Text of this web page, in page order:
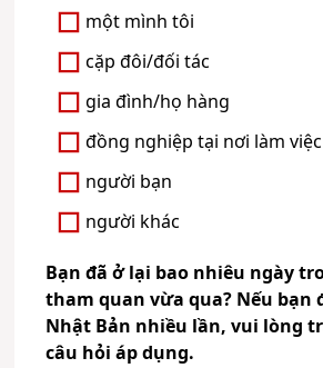
một mình tôi
cặp đôi/đối tác
gia đình/họ hàng
đồng nghiệp tại nơi làm việc
người bạn
người khác
Bạn đã ở lại bao nhiêu ngày
tham quan vừa qua? Nếu bạn
Nhật Bản nhiều lần, vui lòng
câu hỏi áp dụng.